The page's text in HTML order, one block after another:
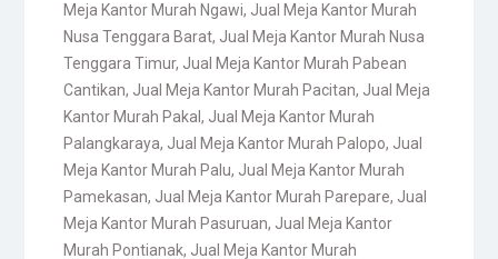
Meja Kantor Murah Ngawi, Jual Meja Kantor Murah
Nusa Tenggara Barat, Jual Meja Kantor Murah Nusa
Tenggara Timur, Jual Meja Kantor Murah Pabean
Cantikan, Jual Meja Kantor Murah Pacitan, Jual Meja
Kantor Murah Pakal , Jual Meja Kantor Murah
Palangkaraya, Jual Meja Kantor Murah Palopo, Jual
Meja Kantor Murah Palu, Jual Meja Kantor Murah
Pamekasan, Jual Meja Kantor Murah Parepare, Jual
Meja Kantor Murah Pasuruan, Jual Meja Kantor
Murah Pontianak, Jual Meja Kantor Murah